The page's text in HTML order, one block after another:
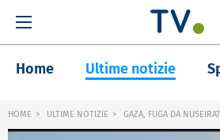
Home Ultime notizie
HOME ULTIME NOTIZIE GAZA, FUGA DA